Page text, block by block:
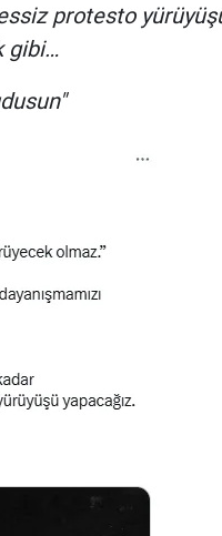
protesto
gibi…